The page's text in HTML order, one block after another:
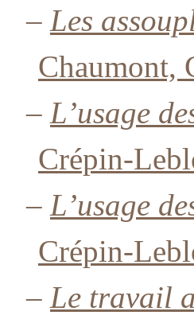
– Les
Chaumont,
– L’usage
Crépin-
– L’usage
Crépin-
– Le travail